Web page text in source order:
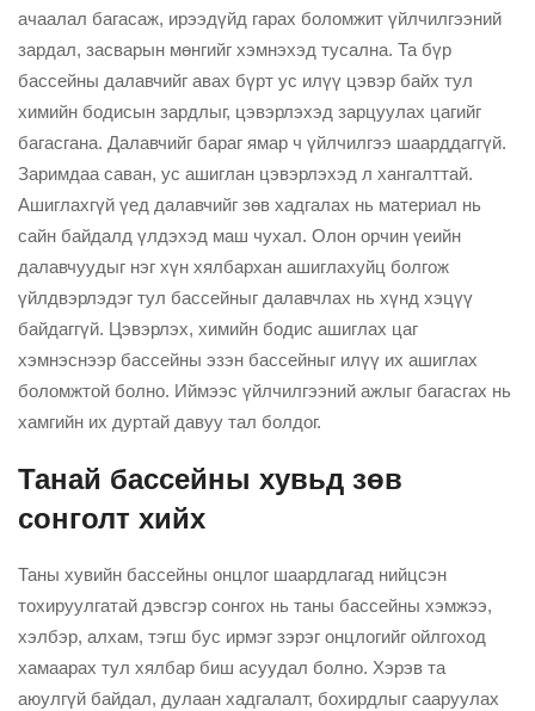
ачаалал багасаж, ирээдүйд гарах боломжит үйлчилгээний
зардал, засварын мөнгийг хэмнэхэд тусална. Та бүр
бассейны далавчийг авах бүрт ус илүү цэвэр байх тул
химийн бодисын зардлыг, цэвэрлэхэд зарцуулах цагийг
багасгана. Далавчийг бараг ямар ч үйлчилгээ шаарддаггүй.
Заримдаа саван, ус ашиглан цэвэрлэхэд л хангалттай.
Ашиглахгүй үед далавчийг зөв хадгалах нь материал нь
сайн байдалд үлдэхэд маш чухал. Олон орчин үеийн
далавчуудыг нэг хүн хялбархан ашиглахуйц болгож
үйлдвэрлэдэг тул бассейныг далавчлах нь хүнд хэцүү
байдаггүй. Цэвэрлэх, химийн бодис ашиглах цаг
хэмнэснээр бассейны эзэн бассейныг илүү их ашиглах
боломжтой болно. Иймээс үйлчилгээний ажлыг багасгах нь
хамгийн их дуртай давуу тал болдог.
Танай бассейны хувьд зөв
сонголт хийх
Таны хувийн бассейны онцлог шаардлагад нийцсэн
тохируулгатай дэвсгэр сонгох нь таны бассейны хэмжээ,
хэлбэр, алхам, тэгш бус ирмэг зэрэг онцлогийг ойлгоход
хамаарах тул хялбар биш асуудал болно. Хэрэв та
аюулгүй байдал, дулаан хадгалалт, бохирдлыг сааруулах